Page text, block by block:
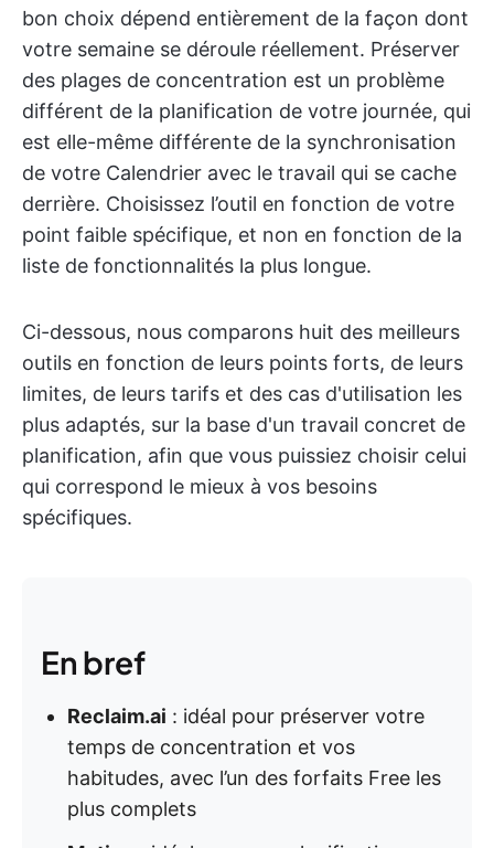
bon choix dépend entièrement de la façon dont
votre semaine se déroule réellement. Préserver
des plages de concentration est un problème
différent de la planification de votre journée, qui
est elle-même différente de la synchronisation
de votre Calendrier avec le travail qui se cache
derrière. Choisissez l’outil en fonction de votre
point faible spécifique, et non en fonction de la
liste de fonctionnalités la plus longue.
Ci-dessous, nous comparons huit des meilleurs
outils en fonction de leurs points forts, de leurs
limites, de leurs tarifs et des cas d'utilisation les
plus adaptés, sur la base d'un travail concret de
planification, afin que vous puissiez choisir celui
qui correspond le mieux à vos besoins
spécifiques.
En bref
Reclaim.ai : idéal pour préserver votre
temps de concentration et vos
habitudes, avec l’un des forfaits Free les
plus complets